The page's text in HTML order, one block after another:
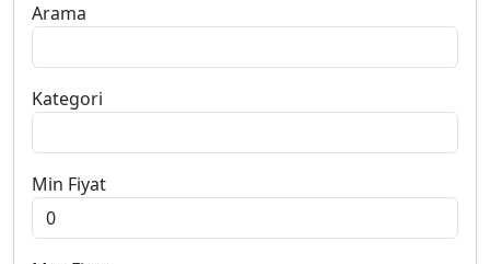
Arama
Kategori
Min Fiyat